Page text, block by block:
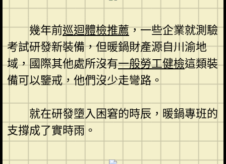
幾年前巡迴體檢推薦，一些企業就測驗
考試研發新裝備，但暖鍋財產源自川渝地
域，國際其他處所沒有一般勞工健檢這類裝
備可以鑒戒，他們沒少走彎路。
就在研發墮入困窘的時辰，暖鍋專班的
支撐成了實時雨。